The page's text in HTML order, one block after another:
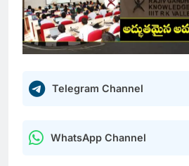
Telegram Channel
WhatsApp Channel